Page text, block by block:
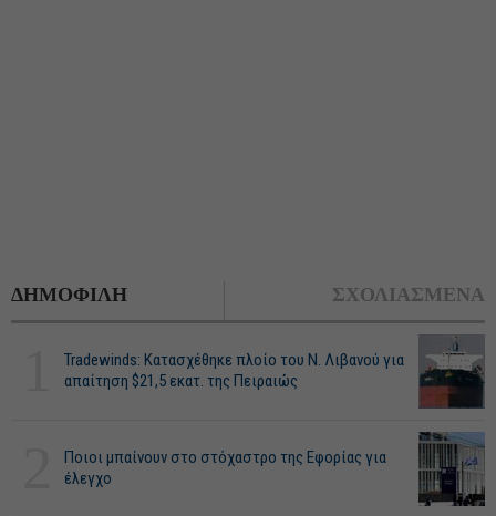
ΔΗΜΟΦΙΛΗ ΣΧΟΛΙΑΣΜΕΝΑ
Tradewinds: Κατασχέθηκε πλοίο του Ν. Λιβανού για
απαίτηση $21,5 εκατ. της Πειραιώς
Ποιοι μπαίνουν στο στόχαστρο της Εφορίας για
έλεγχο